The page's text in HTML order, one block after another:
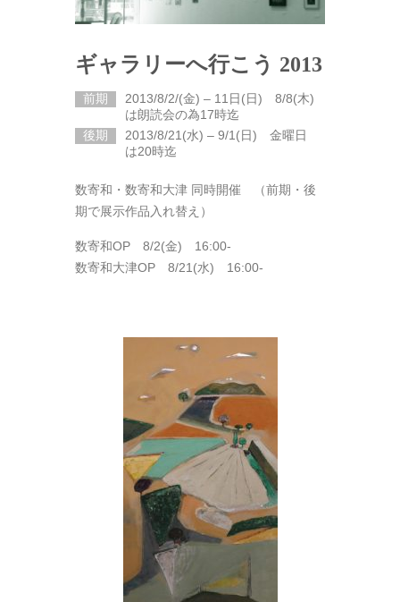
ギャラリーへ行こう 2013
前期
2013/8/2/(金) – 11日(日) 8/8(木)
は朗読会の為17時迄
後期
2013/8/21(水) – 9/1(日) 金曜日
は20時迄
数寄和・数寄和大津 同時開催 （前期・後
期で展示作品入れ替え）
数寄和OP 8/2(金) 16:00-
数寄和大津OP 8/21(水) 16:00-